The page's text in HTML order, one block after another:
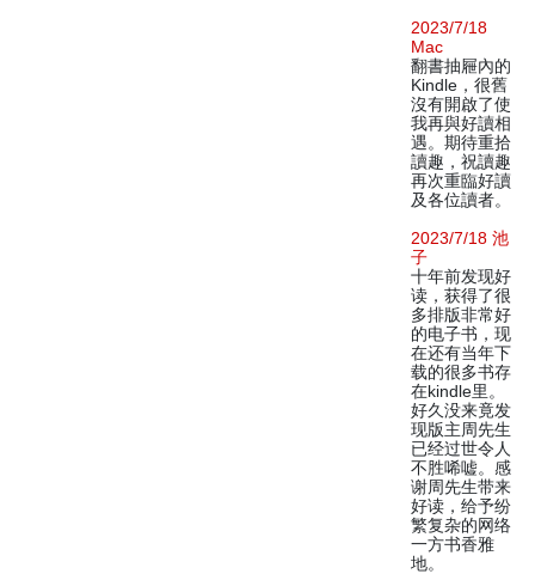
2023/7/18
Mac
翻書抽屜內的
Kindle，很舊
沒有開啟了使
我再與好讀相
遇。期待重拾
讀趣，祝讀趣
再次重臨好讀
及各位讀者。
2023/7/18 池
子
十年前发现好
读，获得了很
多排版非常好
的电子书，现
在还有当年下
载的很多书存
在kindle里。
好久没来竟发
现版主周先生
已经过世令人
不胜唏嘘。感
谢周先生带来
好读，给予纷
繁复杂的网络
一方书香雅
地。